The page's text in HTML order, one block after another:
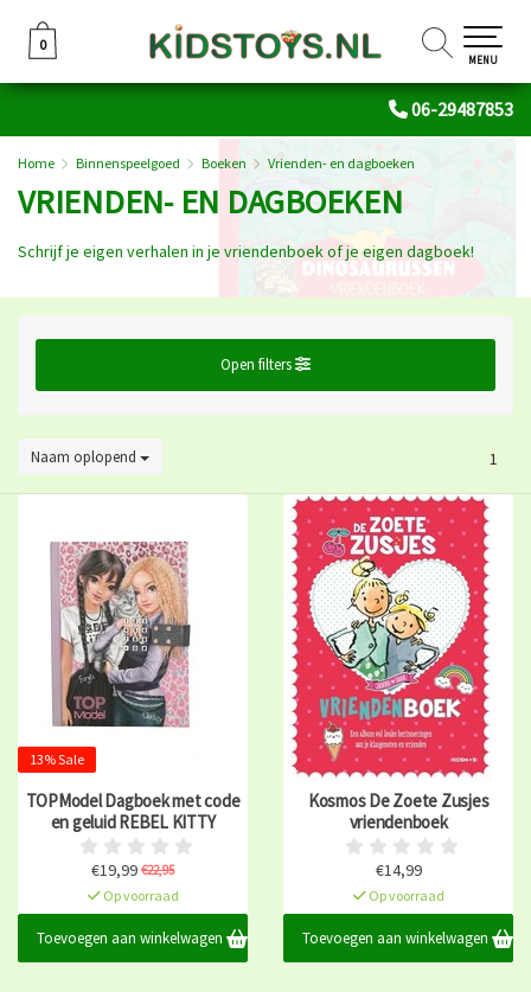
06-29487853
0
0
MENU
Home Binnenspeelgoed Boeken Vrienden- en dagboeken
VRIENDEN- EN DAGBOEKEN
Schrijf je eigen verhalen in je vriendenboek of je eigen dagboek!
Open filters
Naam oplopend 1
13% Sale
TOPModel Dagboek met code
en geluid REBEL KITTY
€19,99 €22,95
Op voorraad
Toevoegen aan winkelwagen
Kosmos De Zoete Zusjes
vriendenboek
€14,99
Op voorraad
Toevoegen aan winkelwagen